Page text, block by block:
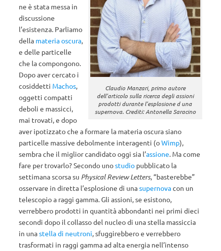
Claudio Manzari, primo autore
dell’articolo sulla ricerca degli assioni
prodotti durante l’esplosione d una
supernova. Crediti: Antonella Saracino
ne è stata messa in
discussione
l’esistenza. Parliamo
della materia oscura,
e delle particelle
che la compongono.
Dopo aver cercato i
cosiddetti Machos,
oggetti compatti
deboli e massicci,
mai trovati, e dopo
aver ipotizzato che a formare la materia oscura siano
particelle massive debolmente interagenti (oWimp),
sembra che il miglior candidato oggi sia l’assione. Ma come
fare per trovarlo? Secondo unostudio pubblicato la
settimana scorsa su Physical Review Letters, “basterebbe”
osservare in diretta l’esplosione di unasupernovacon un
telescopio a raggi gamma. Gli assioni, se esistono,
verrebbero prodotti in quantità abbondanti nei primi dieci
secondi dopo il collasso del nucleo di una stella massiccia
in unastella di neutroni, sfuggirebbero e verrebbero
trasformati in raggi gamma ad alta energia nell’intenso